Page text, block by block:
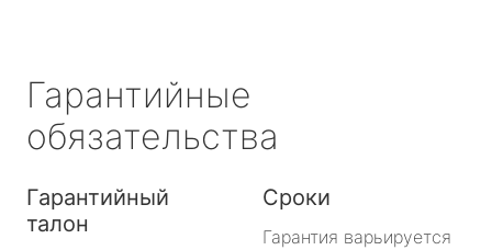
Гарантийные
обязательства
Гарантийный
талон
Сроки
Гарантия варьируется